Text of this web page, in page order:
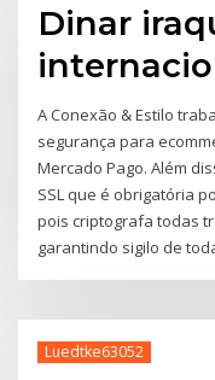
Dinar
A Conexão & Estilo
segurança para
Mercado Pago. Além
SSL que é obrigatória
pois criptografa todas
garantindo sigilo de
Luedtke63052